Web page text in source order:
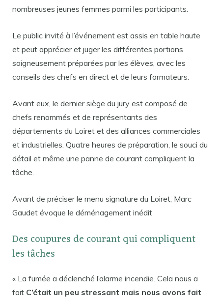
nombreuses jeunes femmes parmi les participants.
Le public invité à l’événement est assis en table haute
et peut apprécier et juger les différentes portions
soigneusement préparées par les élèves, avec les
conseils des chefs en direct et de leurs formateurs.
Avant eux, le dernier siège du jury est composé de
chefs renommés et de représentants des
départements du Loiret et des alliances commerciales
et industrielles. Quatre heures de préparation, le souci du
détail et même une panne de courant compliquent la
tâche.
Avant de préciser le menu signature du Loiret, Marc
Gaudet évoque le déménagement inédit
Des coupures de courant qui compliquent
les tâches
« La fumée a déclenché l’alarme incendie. Cela nous a
fait C’était un peu stressant mais nous avons fait